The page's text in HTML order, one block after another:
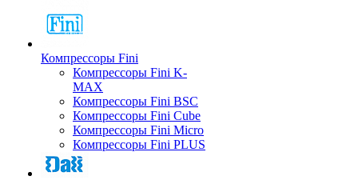
Компрессоры Fini
Компрессоры Fini K-
MAX
Компрессоры Fini BSC
Компрессоры Fini Cube
Компрессоры Fini Micro
Компрессоры Fini PLUS